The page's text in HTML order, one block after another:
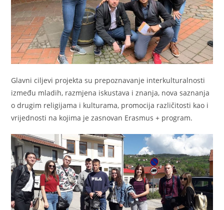
Glavni ciljevi projekta su prepoznavanje interkulturalnosti
između mladih, razmjena iskustava i znanja, nova saznanja
o drugim religijama i kulturama, promocija različitosti kao i
vrijednosti na kojima je zasnovan Erasmus + program.